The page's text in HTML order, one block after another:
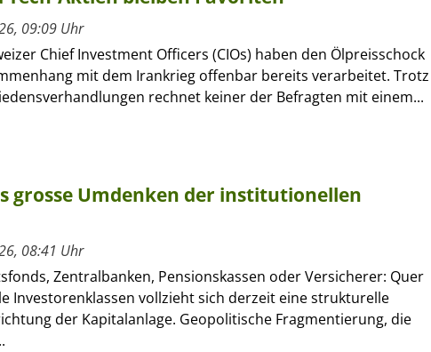
09:09 Uhr
Chief Investment Officers (CIOs) haben den Ölpreisschock
mit dem Irankrieg offenbar bereits verarbeitet. Trotz
rechnet keiner der Befragten mit einem...
grosse Umdenken der institutionellen
08:41 Uhr
Zentralbanken, Pensionskassen oder Versicherer: Quer
Investorenklassen vollzieht sich derzeit eine strukturelle
der Kapitalanlage. Geopolitische Fragmentierung, die